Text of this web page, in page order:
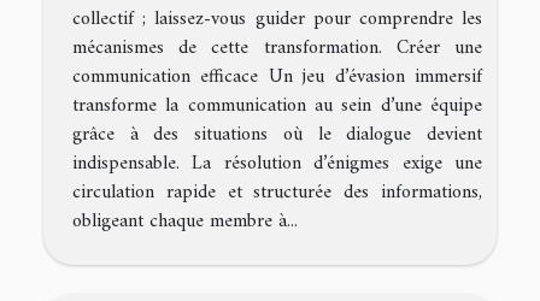
collectif ; laissez-vous guider pour comprendre les
mécanismes de cette transformation. Créer une
communication efficace Un jeu d’évasion immersif
transforme la communication au sein d’une équipe
grâce à des situations où le dialogue devient
indispensable. La résolution d’énigmes exige une
circulation rapide et structurée des informations,
obligeant chaque membre à...